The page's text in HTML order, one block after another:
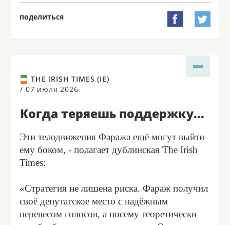
поделиться  
THE IRISH TIMES (IE)
/ 07 июля 2026
Когда теряешь поддержку...
Эти телодвижения Фаража ещё могут выйти
ему боком, - полагает дублинская The Irish
Times:
«Стратегия не лишена риска. Фараж получил
своё депутатское место с надёжным
перевесом голосов, а посему теоретически